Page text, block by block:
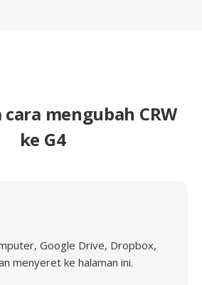
mengubah CRW
ke G4
Google Drive, Dropbox,
menyeret ke halaman ini.